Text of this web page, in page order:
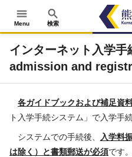
menu
Menu
search
検索
インターネット入学
admission and
各ガイドブックおよび補足資
ト入学手続システム」で入学手
システムでの手続後、
入学料
は除く）と書類郵送が必須です。